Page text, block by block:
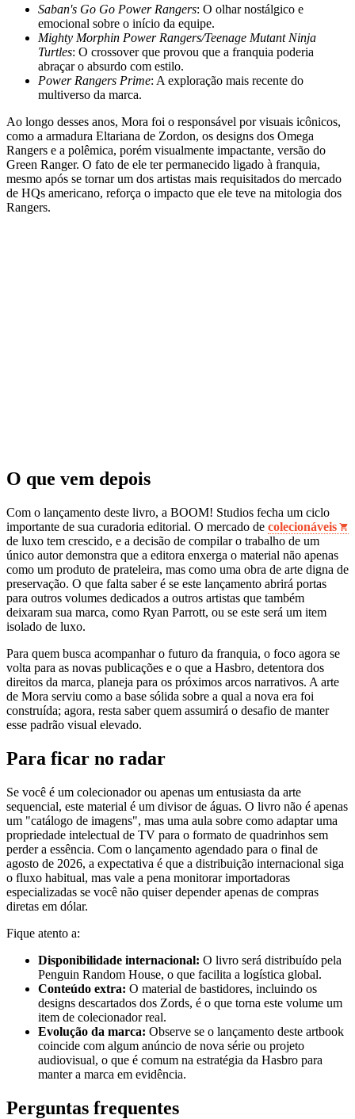
Saban's Go Go Power Rangers: O olhar nostálgico e
emocional sobre o início da equipe.
Mighty Morphin Power Rangers/Teenage Mutant Ninja
Turtles: O crossover que provou que a franquia poderia
abraçar o absurdo com estilo.
Power Rangers Prime: A exploração mais recente do
multiverso da marca.
Ao longo desses anos, Mora foi o responsável por visuais icônicos,
como a armadura Eltariana de Zordon, os designs dos Omega
Rangers e a polêmica, porém visualmente impactante, versão do
Green Ranger. O fato de ele ter permanecido ligado à franquia,
mesmo após se tornar um dos artistas mais requisitados do mercado
de HQs americano, reforça o impacto que ele teve na mitologia dos
Rangers.
O que vem depois
Com o lançamento deste livro, a BOOM! Studios fecha um ciclo
importante de sua curadoria editorial. O mercado de colecionáveis
de luxo tem crescido, e a decisão de compilar o trabalho de um
único autor demonstra que a editora enxerga o material não apenas
como um produto de prateleira, mas como uma obra de arte digna de
preservação. O que falta saber é se este lançamento abrirá portas
para outros volumes dedicados a outros artistas que também
deixaram sua marca, como Ryan Parrott, ou se este será um item
isolado de luxo.
Para quem busca acompanhar o futuro da franquia, o foco agora se
volta para as novas publicações e o que a Hasbro, detentora dos
direitos da marca, planeja para os próximos arcos narrativos. A arte
de Mora serviu como a base sólida sobre a qual a nova era foi
construída; agora, resta saber quem assumirá o desafio de manter
esse padrão visual elevado.
Para ficar no radar
Se você é um colecionador ou apenas um entusiasta da arte
sequencial, este material é um divisor de águas. O livro não é apenas
um "catálogo de imagens", mas uma aula sobre como adaptar uma
propriedade intelectual de TV para o formato de quadrinhos sem
perder a essência. Com o lançamento agendado para o final de
agosto de 2026, a expectativa é que a distribuição internacional siga
o fluxo habitual, mas vale a pena monitorar importadoras
especializadas se você não quiser depender apenas de compras
diretas em dólar.
Fique atento a:
Disponibilidade internacional: O livro será distribuído pela
Penguin Random House, o que facilita a logística global.
Conteúdo extra: O material de bastidores, incluindo os
designs descartados dos Zords, é o que torna este volume um
item de colecionador real.
Evolução da marca: Observe se o lançamento deste artbook
coincide com algum anúncio de nova série ou projeto
audiovisual, o que é comum na estratégia da Hasbro para
manter a marca em evidência.
Perguntas frequentes